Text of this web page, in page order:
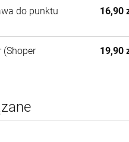
do punktu
16,90
(Shoper
19,90